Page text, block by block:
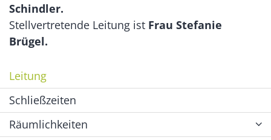
Schindler.
Stellvertretende Leitung ist Frau Stefanie
Brügel.
Leitung
Schließzeiten
Räumlichkeiten